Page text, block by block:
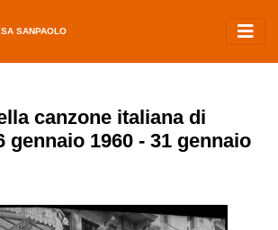
SANPAOLO
canzone italiana di
gennaio 1960 - 31 gennaio